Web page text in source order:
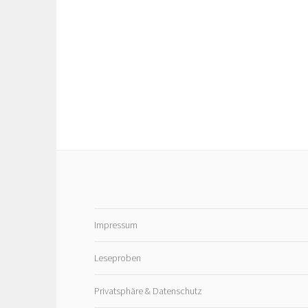
Impressum
Leseproben
Privatsphäre & Datenschutz